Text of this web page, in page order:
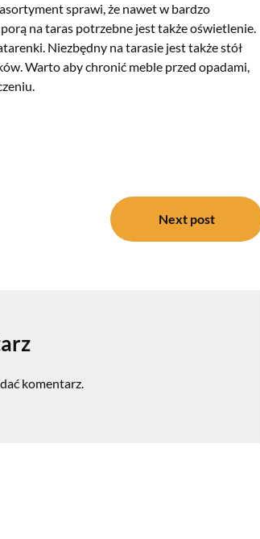
sprawi, że nawet w bardzo
na taras potrzebne jest także oświetlenie.
Niezbędny na tarasie jest także stół
Warto aby chronić meble przed opadami,
Next post
komentarz.